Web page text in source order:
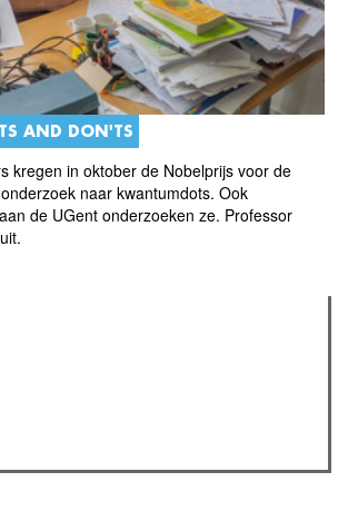
AND DON'TS
kregen in oktober de Nobelprijs voor de
naar kwantumdots. Ook
de UGent onderzoeken ze. Professor